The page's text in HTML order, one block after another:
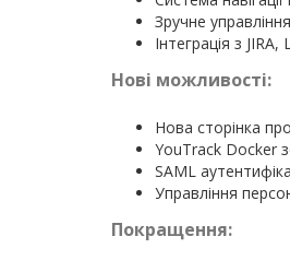
Зручне
Інтеграція з
Нові можливості:
Нова сторінка
YouTrack Docker
SAML
Управління
Покращення: